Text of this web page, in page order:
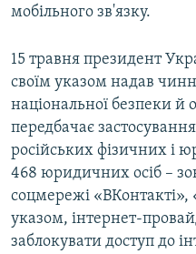
мобільного зв'язку.
15 травня президент
своїм указом надав
національної безпеки
передбачає
російських фізичних і
468 юридичних осіб –
соцмережі
указом, інтернет-
заблокувати доступ до